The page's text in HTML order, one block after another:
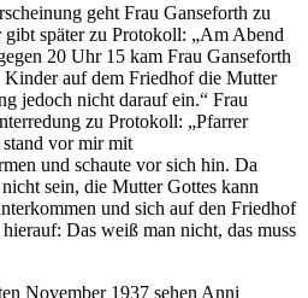
geht Frau Ganseforth zu
gibt später zu Protokoll: „Am Abend
20 Uhr 15 kam Frau Ganseforth
Kinder auf dem Friedhof die Mutter
jedoch nicht darauf ein.“ Frau
zu Protokoll: „Pfarrer
stand vor mir mit
und schaute vor sich hin. Da
sein, die Mutter Gottes kann
und sich auf den Friedhof
Das weiß man nicht, das muss
November 1937 sehen Anni